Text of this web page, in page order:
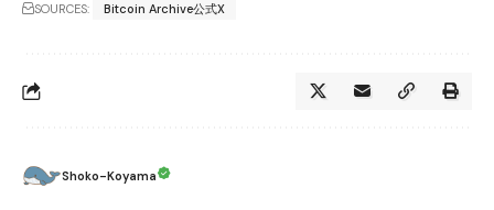
SOURCES:
Bitcoin Archive公式X
Shoko-Koyama